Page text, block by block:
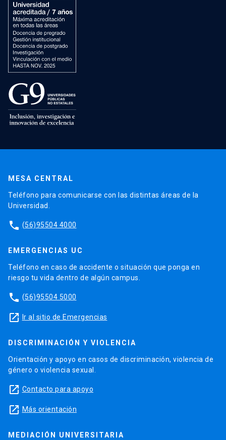
MESA CENTRAL
Teléfono para comunicarse con las distintas áreas de la
Universidad.
phone (56)95504 4000
EMERGENCIAS UC
Teléfono en caso de accidente o situación que ponga en
riesgo tu vida dentro de algún campus.
phone (56)95504 5000
launch Ir al sitio de Emergencias
DISCRIMINACIÓN Y VIOLENCIA
Orientación y apoyo en casos de discriminación, violencia de
género o violencia sexual.
launch Contacto para apoyo
launch Más orientación
MEDIACIÓN UNIVERSITARIA